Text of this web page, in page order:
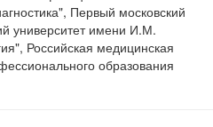
Первый московский
университет имени И.М.
Российская медицинская
образования